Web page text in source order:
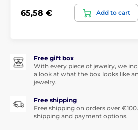
65,58 € Add to cart
Free gift box
With every piece of jewelry, we
a look at what the box looks like
jewelry.
Free shipping
Free shipping on orders over
shipping and payment options.